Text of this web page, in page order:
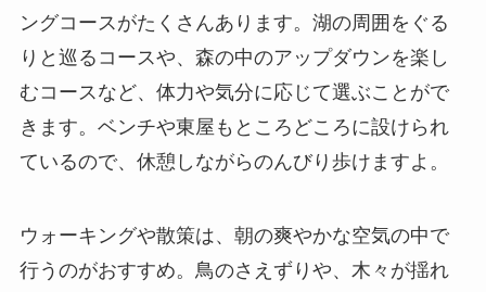
ングコースがたくさんあります。湖の周囲をぐる
りと巡るコースや、森の中のアップダウンを楽し
むコースなど、体力や気分に応じて選ぶことがで
きます。ベンチや東屋もところどころに設けられ
ているので、休憩しながらのんびり歩けますよ。
ウォーキングや散策は、朝の爽やかな空気の中で
行うのがおすすめ。鳥のさえずりや、木々が揺れ